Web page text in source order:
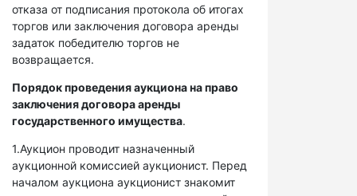
отказа от подписания протокола об итогах
торгов или заключения договора аренды
задаток победителю торгов не
возвращается.
Порядок проведения аукциона на право
заключения договора аренды
государственного имущества.
1.Аукцион проводит назначенный
аукционной комиссией аукционист. Перед
началом аукциона аукционист знакомит